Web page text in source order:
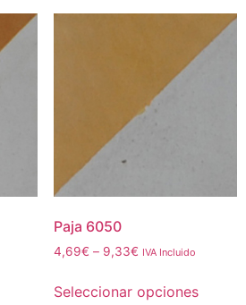
Paja 6050
4,69€ – 9,33€ IVA Incluido
Seleccionar opciones